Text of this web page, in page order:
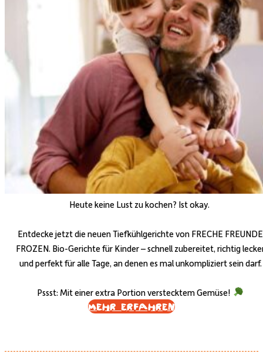
Heute keine Lust zu kochen? Ist okay.
Entdecke jetzt die neuen Tiefkühlgerichte von FRECHE FREUNDE
FROZEN. Bio-Gerichte für Kinder – schnell zubereitet, richtig
und perfekt für alle Tage, an denen es mal unkompliziert sein darf.
Pssst: Mit einer extra Portion verstecktem Gemüse!
Mehr erfahren